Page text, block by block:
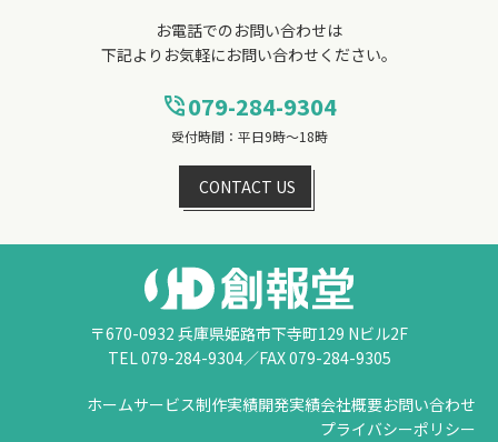
お電話でのお問い合わせは
下記よりお気軽にお問い合わせください。
phone_in_talk079-284-9304
受付時間：平日9時～18時
CONTACT US
〒670-0932 兵庫県姫路市下寺町129 Nビル2F
TEL 079-284-9304／FAX 079-284-9305
ホームサービス制作実績開発実績会社概要お問い合わせ
プライバシーポリシー